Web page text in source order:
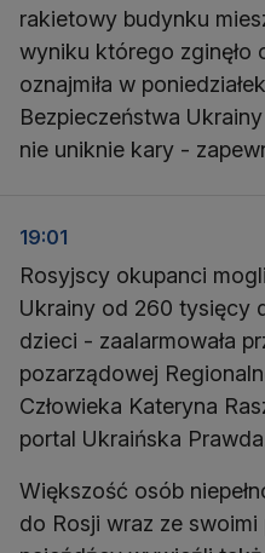
rakietowy budynku
wyniku którego zginęło
oznajmiła w
Bezpieczeństwa
nie uniknie kary -
19:01
Rosyjscy okupanci
Ukrainy od 260 tysięcy
dzieci - zaalarmowała
pozarządowej
Człowieka Kateryna
portal Ukraińska
Większość osób
do Rosji wraz ze